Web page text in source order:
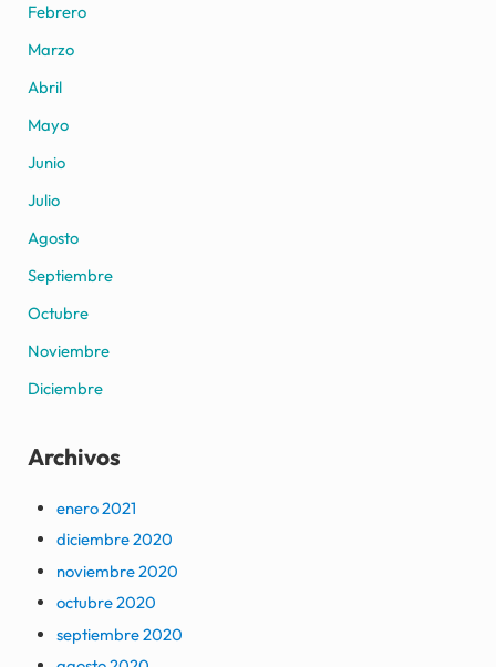
Febrero
Marzo
Abril
Mayo
Junio
Julio
Agosto
Septiembre
Octubre
Noviembre
Diciembre
Archivos
enero 2021
diciembre 2020
noviembre 2020
octubre 2020
septiembre 2020